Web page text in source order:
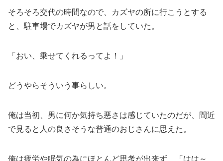
そろそろ交代の時間なので、カズヤの所に行こうとする
と、駐車場でカズヤが男と話をしていた。
「おい、乗せてくれるってよ！」
どうやらそういう事らしい。
俺は当初、男に何か気持ち悪さは感じていたのだが、間近
で見ると人の良さそうな普通のおじさんに思えた。
俺は疲労や眠気の為にほとんど思考が出来ず、「はは～